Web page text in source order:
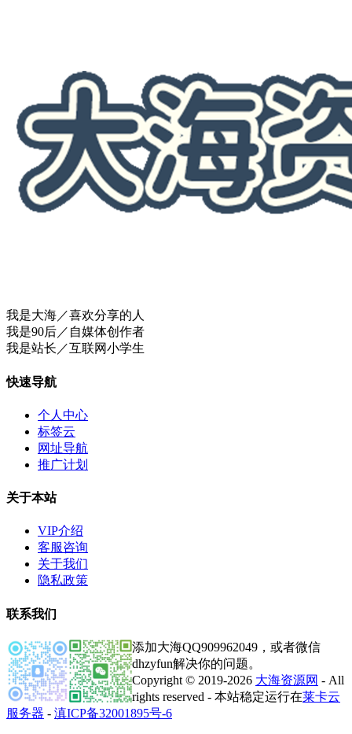
我是大海／喜欢分享的人
我是90后／自媒体创作者
我是站长／互联网小学生
快速导航
个人中心
标签云
网址导航
推广计划
关于本站
VIP介绍
客服咨询
关于我们
隐私政策
联系我们
添加大海QQ909962049，或者微信
dhzyfun解决你的问题。
Copyright © 2019-2026 大海资源网 - All
rights reserved - 本站稳定运行在莱卡云
服务器 - 滇ICP备32001895号-6